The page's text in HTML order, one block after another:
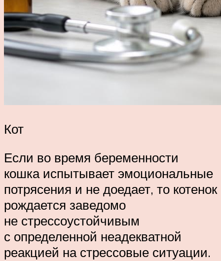
Кот
Если во время беременности
кошка испытывает эмоциональные
потрясения и не доедает, то котенок
рождается заведомо
не стрессоустойчивым
с определенной неадекватной
реакцией на стрессовые ситуации.